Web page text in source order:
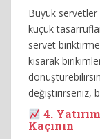
Büyük servetler
küçük
servet
kısarak
değiştirirseniz,
4.
Kaçının